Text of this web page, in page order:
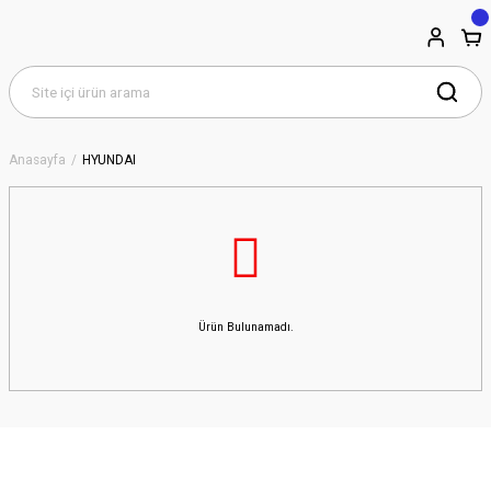
Anasayfa HYUNDAI
Ürün Bulunamadı.